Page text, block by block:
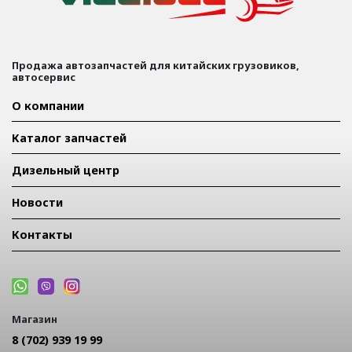
Продажа автозапчастей для китайских грузовиков,
автосервис
О компании
Каталог запчастей
Дизельный центр
Новости
Контакты
Магазин
8 (702) 939 19 99